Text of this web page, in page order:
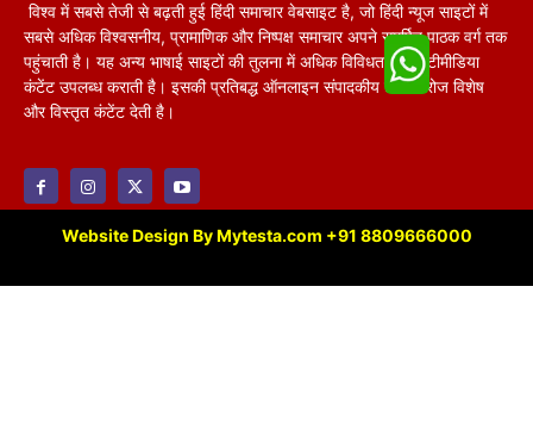
विश्व में सबसे तेजी से बढ़ती हुई हिंदी समाचार वेबसाइट है, जो हिंदी न्यूज साइटों में
सबसे अधिक विश्वसनीय, प्रामाणिक और निष्पक्ष समाचार अपने समर्पित पाठक वर्ग तक
पहुंचाती है। यह अन्य भाषाई साइटों की तुलना में अधिक विविधतापूर्ण मल्टीमीडिया
कंटेंट उपलब्ध कराती है। इसकी प्रतिबद्ध ऑनलाइन संपादकीय टीम हररोज विशेष
और विस्तृत कंटेंट देती है।
Website Design By Mytesta.com +91 8809666000